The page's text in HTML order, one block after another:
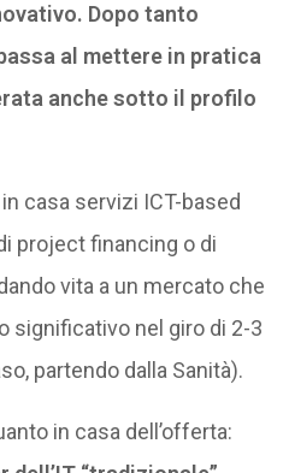
Dopo tanto
al mettere in pratica
anche sotto il profilo
casa servizi ICT-based
project financing o di
vita a un mercato che
significativo nel giro di 2-3
partendo dalla Sanità).
in casa dell’offerta: